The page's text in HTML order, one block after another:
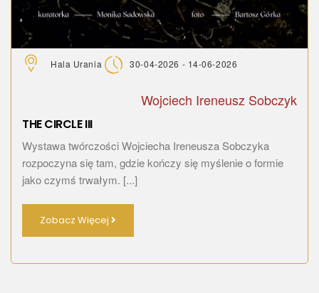
Hala Urania 30-04-2026 - 14-06-2026
Wojciech Ireneusz Sobczyk
THE CIRCLE III
Wystawa twórczości Wojciecha Ireneusza Sobczyka
rozpoczyna się tam, gdzie kończy się myślenie o formie
jako czymś trwałym. [...]
Zobacz Więcej